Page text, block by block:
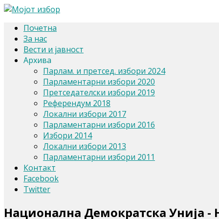
Почетна
За нас
Вести и јавност
Архива
Парлам. и претсед. избори 2024
Парламентарни избори 2020
Претседателски избори 2019
Референдум 2018
Локални избори 2017
Парламентарни избори 2016
Избори 2014
Локални избори 2013
Парламентарни избори 2011
Контакт
Facebook
Twitter
Национaлна Демократска Унија -